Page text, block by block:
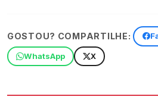
GOSTOU? COMPARTILHE:
WhatsApp X